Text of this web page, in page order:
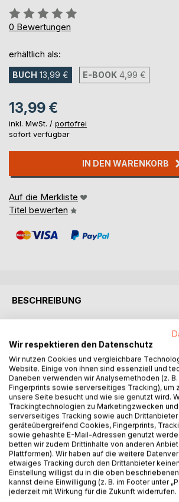
Bewertung::
0%
0 Bewertungen
erhältlich als:
BUCH 13,99 € E-BOOK 4,99 €
13,99 €
inkl. MwSt. / portofrei
sofort verfügbar
IN DEN WARENKORB
Auf die Merkliste
Titel bewerten
BESCHREIBUNG
Titel: Im Schatten der Gedanken - Mein
Dunkelheit
Untertitel: Eine autobiografische Reise
Trauma und Dissozialität
Beschreibung:
Dieses Buch ist kein Ratgeber und kein
ein schonungsloser Bericht aus der
Kevin Zech beschreibt seinen Weg
ADHS, Trauma und eine dissoziale
vereint in einem Körper, der nach außen
innerlich zerbricht.
"Im Schatten der Gedanken" seziert
Wir respektieren den Datenschutz
Wir nutzen Cookies und vergleichbare
Website. Einige von ihnen sind essenziell und
Daneben verwenden wir Analysemethoden (z.
Fingerprints sowie serverseitiges Tracking), um
unsere Seite besucht und wie sie genutzt wird.
Trackingtechnologien zu Marketingzwecken
serverseitiges Tracking sowie auch
geräteübergreifend Cookies, Fingerprints,
sowie gehashte E-Mail-Adressen genutzt
betten wir zudem Drittinhalte von anderen
Plattformen). Wir haben auf die weitere
etwaiges Tracking durch den Drittanbieter
Einstellung willigst du in die oben
kannst deine Einwilligung (z. B. im Footer unter
jederzeit mit Wirkung für die Zukunft widerrufen.